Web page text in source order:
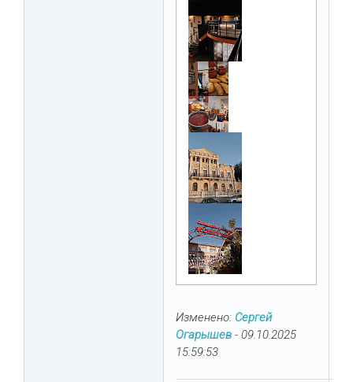
Изменено: Сергей
Огарышев - 09.10.2025
15:59:53